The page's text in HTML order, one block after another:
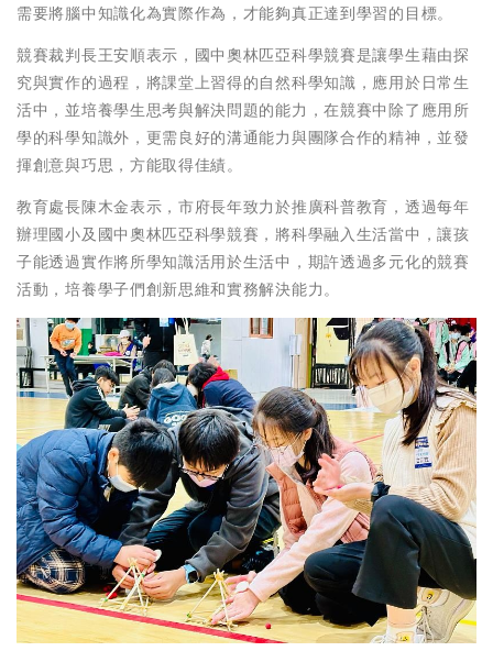
需要將腦中知識化為實際作為，才能夠真正達到學習的目標。
競賽裁判長王安順表示，國中奧林匹亞科學競賽是讓學生藉由探
究與實作的過程，將課堂上習得的自然科學知識，應用於日常生
活中，並培養學生思考與解決問題的能力，在競賽中除了應用所
學的科學知識外，更需良好的溝通能力與團隊合作的精神，並發
揮創意與巧思，方能取得佳績。
教育處長陳木金表示，市府長年致力於推廣科普教育，透過每年
辦理國小及國中奧林匹亞科學競賽，將科學融入生活當中，讓孩
子能透過實作將所學知識活用於生活中，期許透過多元化的競賽
活動，培養學子們創新思維和實務解決能力。